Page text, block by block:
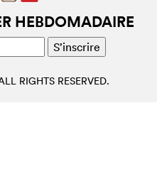
HEBDOMADAIRE
RIGHTS RESERVED.